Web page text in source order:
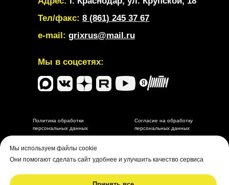
Мы используем файлы cookie
Они помогают сделать сайт удобнее и улучшить качество сервиса
Мы в соцсетях:
Тел/факс: 8 (861) 245 37 67
e-mail: grixrus@mail.ru
Разработка и маркетинговое сопровождение depdes.ru
Политика обработки
персональных данных
Согласие на обработку
персональных данных